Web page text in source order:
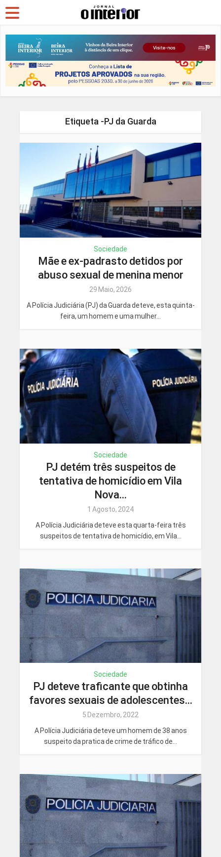
Etiqueta -PJ da Guarda
Sociedade
Mãe e ex-padrasto detidos por
abuso sexual de menina menor
29 Maio, 2026
A Polícia Judiciária (PJ) da Guarda deteve, esta quinta-
feira, um homem e uma mulher...
Sociedade
PJ detém três suspeitos de
tentativa de homicídio em Vila
Nova...
1 Agosto, 2024
A Polícia Judiciária deteve esta quarta-feira três
suspeitos de tentativa de homicídio, em Vila...
Sociedade
PJ deteve traficante que obtinha
favores sexuais de adolescentes...
5 Dezembro, 2022
A Polícia Judiciária deteve um homem de 38 anos
suspeito da pratica de crime de tráfico de...